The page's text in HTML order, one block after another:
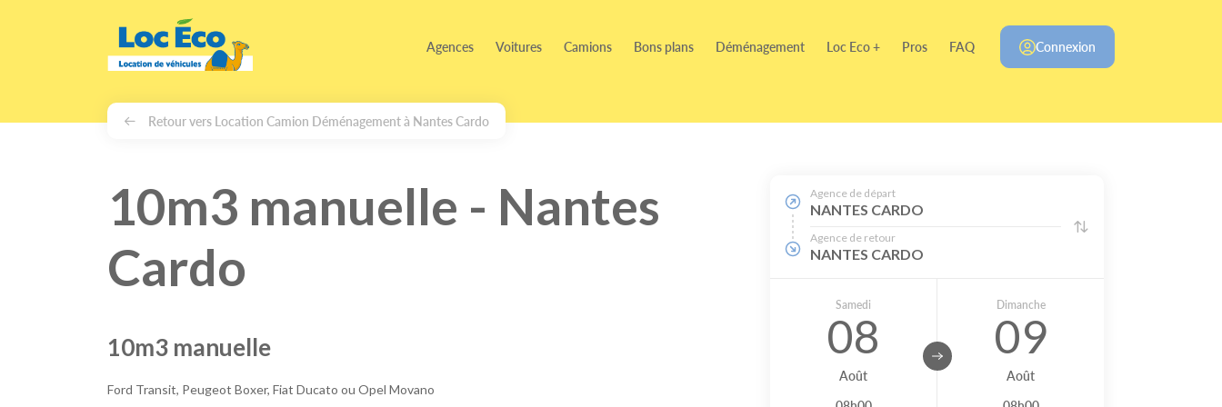
Agences Voitures Camions Bons plans Déménagement Loc Eco + Pros FAQ Connexion
Retour vers Location Camion Déménagement à Nantes Cardo
10m3 manuelle - Nantes
Cardo
10m3 manuelle
Ford Transit, Peugeot Boxer, Fiat Ducato ou Opel Movano
Agence de départ
NANTES CARDO
Agence de retour
NANTES CARDO
Samedi
08
Août
Dimanche
09
Août